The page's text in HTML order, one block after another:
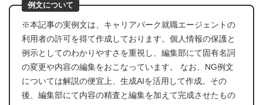
例文について
※本記事の実例文は、キャリアパーク就職エージェントの
利用者の許可を得て作成しております。個人情報の保護と
例示としてのわかりやすさを重視し、編集部にて固有名詞
の変更や内容の編集をおこなっています。 なお、NG例文
については解説の便宜上、生成AIを活用して作成。その
後、編集部にて内容の精査と編集を加えて完成させたもの